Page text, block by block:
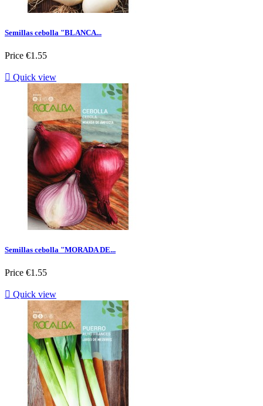
Semillas cebolla "BLANCA...
Price €1.55
 Quick view
Semillas cebolla "MORADA DE...
Price €1.55
 Quick view